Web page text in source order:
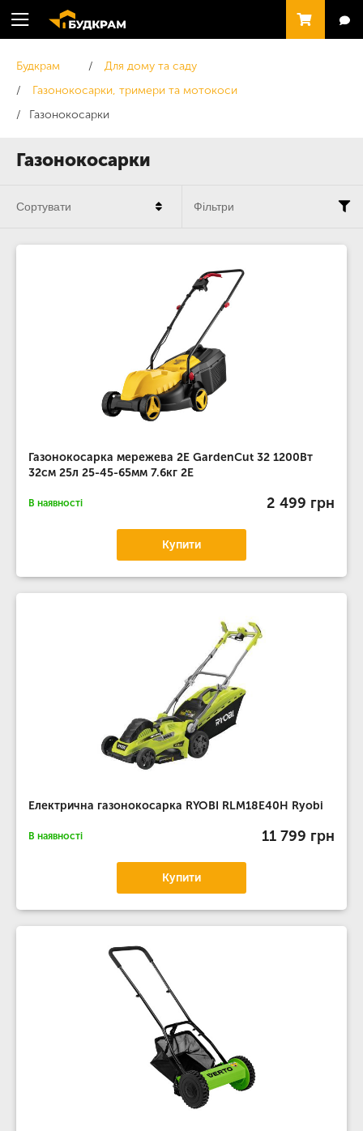
Газонокосарки
Будкрам
Для дому та саду
Газонокосарки, тримери та мотокоси
Газонокосарки
Газонокосарка мережева 2E GardenCut 32 1200Вт
32см 25л 25-45-65мм 7.6кг 2E
В наявності 2 499 грн
Купити
Електрична газонокосарка RYOBI RLM18E40H Ryobi
В наявності 11 799 грн
Купити
Сортувати Фільтри